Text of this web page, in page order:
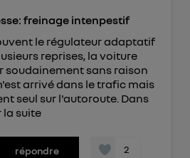
freinage intenpestif
le régulateur adaptatif
reprises, la voiture
soudainement sans raison
arrivé dans le trafic mais
seul sur l'autoroute. Dans
la suite
répondre 2